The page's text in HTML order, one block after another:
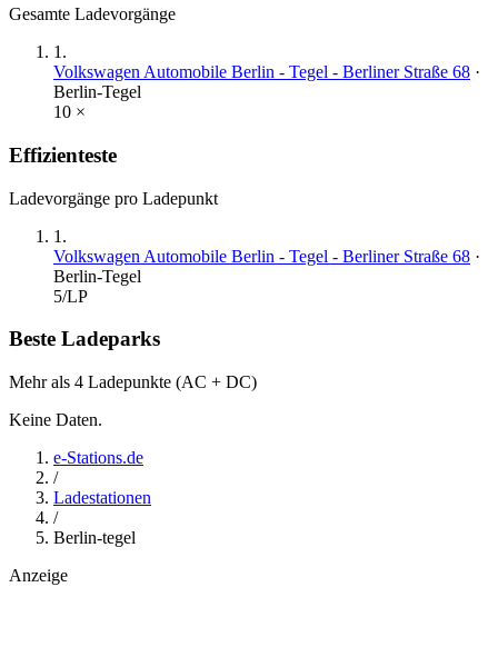
Gesamte Ladevorgänge
1 .
Volkswagen Automobile Berlin - Tegel - Berliner Straße 68 ·
Berlin-Tegel
10 ×
Effizienteste
Ladevorgänge pro Ladepunkt
1 .
Volkswagen Automobile Berlin - Tegel - Berliner Straße 68 ·
Berlin-Tegel
5/LP
Beste Ladeparks
Mehr als 4 Ladepunkte (AC + DC)
Keine Daten.
e-Stations.de
/
Ladestationen
/
Berlin-tegel
Anzeige